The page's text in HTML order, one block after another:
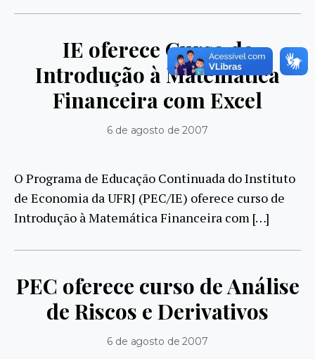
IE oferece Curso de
Introdução à Matemática
Financeira com Excel
6 de agosto de 2007
O Programa de Educação Continuada do Instituto
de Economia da UFRJ (PEC/IE) oferece curso de
Introdução à Matemática Financeira com […]
PEC oferece curso de Análise
de Riscos e Derivativos
6 de agosto de 2007